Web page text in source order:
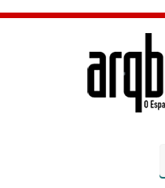
Skip to main content